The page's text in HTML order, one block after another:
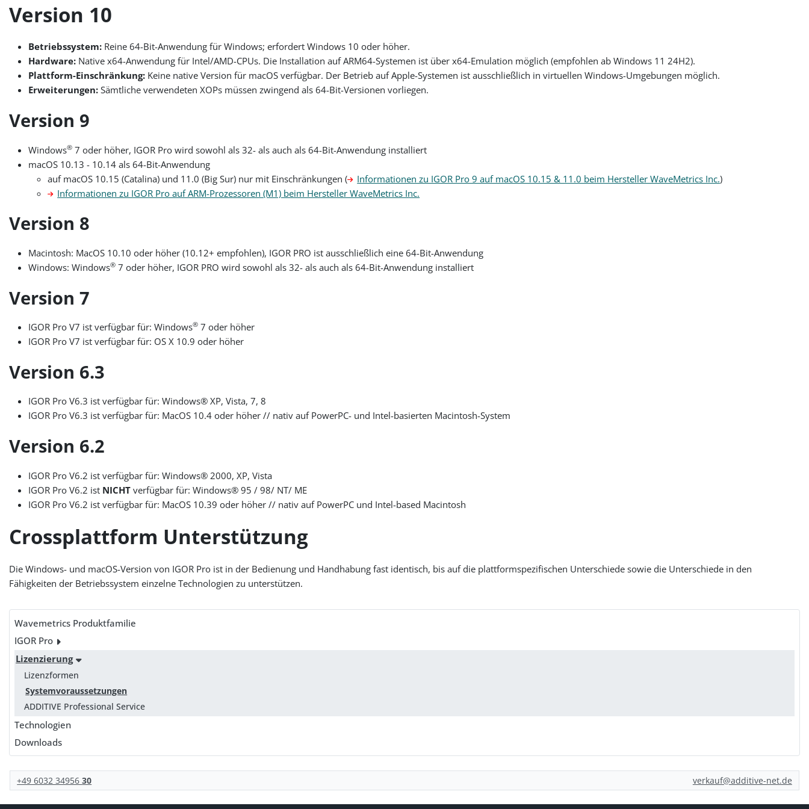
Wavemetrics Produktfamilie
IGOR Pro
Lizenzierung
Lizenzformen
Systemvoraussetzungen
ADDITIVE Professional Service
Technologien
Downloads
+49 6032 3495630 verkauf@additive-net.de
Version 10
Betriebssystem: Reine 64-Bit-Anwendung für Windows; erfordert Windows 10 oder höher.
Hardware: Native x64-Anwendung für Intel/AMD-CPUs. Die Installation auf ARM64-Systemen ist über x64-Emulation möglich (empfohlen ab Windows 11 24H2).
Plattform-Einschränkung: Keine native Version für macOS verfügbar. Der Betrieb auf Apple-Systemen ist ausschließlich in virtuellen Windows-Umgebungen möglich.
Erweiterungen: Sämtliche verwendeten XOPs müssen zwingend als 64-Bit-Versionen vorliegen.
Version 9
Windows® 7 oder höher, IGOR Pro wird sowohl als 32- als auch als 64-Bit-Anwendung installiert
macOS 10.13 - 10.14 als 64-Bit-Anwendung
auf macOS 10.15 (Catalina) und 11.0 (Big Sur) nur mit Einschränkungen (
Informationen zu IGOR Pro 9 auf macOS 10.15 & 11.0 beim Hersteller WaveMetrics Inc.)
Informationen zu IGOR Pro auf ARM-Prozessoren (M1) beim Hersteller WaveMetrics Inc.
Version 8
Macintosh: MacOS 10.10 oder höher (10.12+ empfohlen), IGOR PRO ist ausschließlich eine 64-Bit-Anwendung
Windows: Windows® 7 oder höher, IGOR PRO wird sowohl als 32- als auch als 64-Bit-Anwendung installiert
Version 7
IGOR Pro V7 ist verfügbar für: Windows® 7 oder höher
IGOR Pro V7 ist verfügbar für: OS X 10.9 oder höher
Version 6.3
IGOR Pro V6.3 ist verfügbar für: Windows® XP, Vista, 7, 8
IGOR Pro V6.3 ist verfügbar für: MacOS 10.4 oder höher // nativ auf PowerPC- und Intel-basierten Macintosh-System
Version 6.2
IGOR Pro V6.2 ist verfügbar für: Windows® 2000, XP, Vista
IGOR Pro V6.2 ist NICHT verfügbar für: Windows® 95 / 98/ NT/ ME
IGOR Pro V6.2 ist verfügbar für: MacOS 10.39 oder höher // nativ auf PowerPC und Intel-based Macintosh
Crossplattform Unterstützung
Die Windows- und macOS-Version von IGOR Pro ist in der Bedienung und Handhabung fast identisch, bis auf die plattformspezifischen Unterschiede sowie die Unterschiede in den
Fähigkeiten der Betriebssystem einzelne Technologien zu unterstützen.